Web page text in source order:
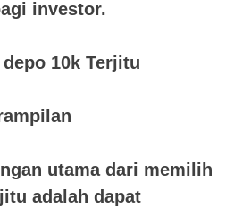
investor.
10k Terjitu
utama dari memilih
adalah dapat